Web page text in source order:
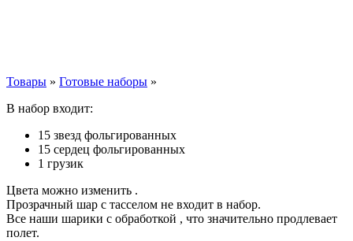
Товары » Готовые наборы »
В набор входит:
15 звезд фольгированных
15 сердец фольгированных
1 грузик
Цвета можно изменить .
Прозрачный шар с тасселом не входит в набор.
Все наши шарики с обработкой , что значительно продлевает
полет.